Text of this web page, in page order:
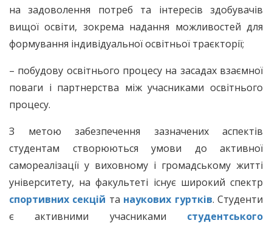
на задоволення потреб та інтересів здобувачів
вищої освіти, зокрема надання можливостей для
формування індивідуальної освітньої траєкторії;
– побудову освітнього процесу на засадах взаємної
поваги і партнерства між учасниками освітнього
процесу.
З метою забезпечення зазначених аспектів
студентам створюються умови до активної
самореалізації у виховному і громадському житті
університету, на факультеті існує широкий спектр
спортивних секцій та наукових гуртків. Студенти
є активними учасниками студентського